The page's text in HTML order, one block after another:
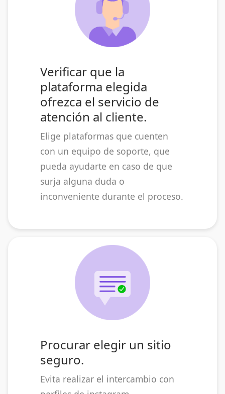
Verificar que la
plataforma elegida
ofrezca el servicio de
atención al cliente.
Elige plataformas que cuenten
con un equipo de soporte, que
pueda ayudarte en caso de que
surja alguna duda o
inconveniente durante el proceso.
Procurar elegir un sitio
seguro.
Evita realizar el intercambio con